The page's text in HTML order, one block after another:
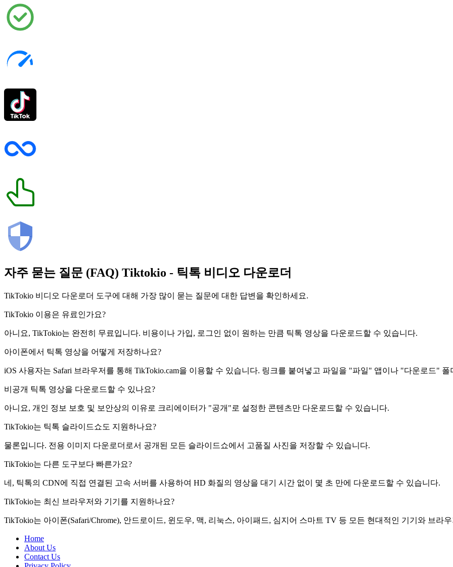
자주 묻는 질문 (FAQ) Tiktokio - 틱톡 비디오 다운로더
TikTokio 비디오 다운로더 도구에 대해 가장 많이 묻는 질문에 대한 답변을 확인하세요.
TikTokio 이용은 유료인가요?
아니요, TikTokio는 완전히 무료입니다. 비용이나 가입, 로그인 없이 원하는 만큼 틱톡 영상을 다운로드할 수 있습니다.
아이폰에서 틱톡 영상을 어떻게 저장하나요?
iOS 사용자는 Safari 브라우저를 통해 TikTokio.cam을 이용할 수 있습니다. 링크를 붙여넣고 파일을 "파일" 앱이나 "다운로드"
비공개 틱톡 영상을 다운로드할 수 있나요?
아니요, 개인 정보 보호 및 보안상의 이유로 크리에이터가 "공개"로 설정한 콘텐츠만 다운로드할 수 있습니다.
TikTokio는 틱톡 슬라이드쇼도 지원하나요?
물론입니다. 전용 이미지 다운로더로서 공개된 모든 슬라이드쇼에서 고품질 사진을 저장할 수 있습니다.
TikTokio는 다른 도구보다 빠른가요?
네, 틱톡의 CDN에 직접 연결된 고속 서버를 사용하여 HD 화질의 영상을 대기 시간 없이 몇 초 만에 다운로드할 수 있습니다.
TikTokio는 최신 브라우저와 기기를 지원하나요?
TikTokio는 아이폰(Safari/Chrome), 안드로이드, 윈도우, 맥, 리눅스, 아이패드, 심지어 스마트 TV 등 모든 현대적인 기기와 브라
Home
About Us
Contact Us